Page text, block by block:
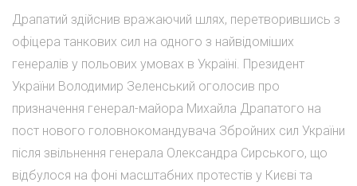
Драпатий здійснив вражаючий шлях, перетворившись з
офіцера танкових сил на одного з найвідоміших
генералів у польових умовах в Україні. Президент
України Володимир Зеленський оголосив про
призначення генерал-майора Михайла Драпатого на
пост нового головнокомандувача Збройних сил України
після звільнення генерала Олександра Сирського, що
відбулося на фоні масштабних протестів у Києві та